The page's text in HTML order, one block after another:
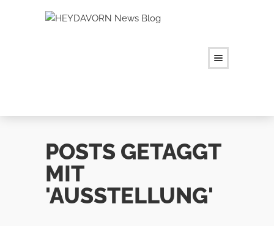
POSTS GETAGGT
MIT
'AUSSTELLUNG'